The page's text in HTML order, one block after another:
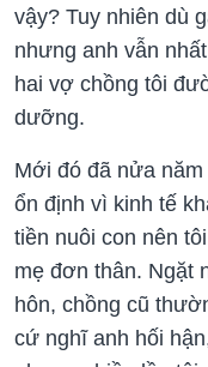
vậy? Tuy nhiên dù
nhưng anh vẫn
hai vợ chồng tôi
dưỡng.
Mới đó đã nửa
ổn định vì kinh tế
tiền nuôi con nên
mẹ đơn thân. Ngặt
hôn, chồng cũ
cứ nghĩ anh hối